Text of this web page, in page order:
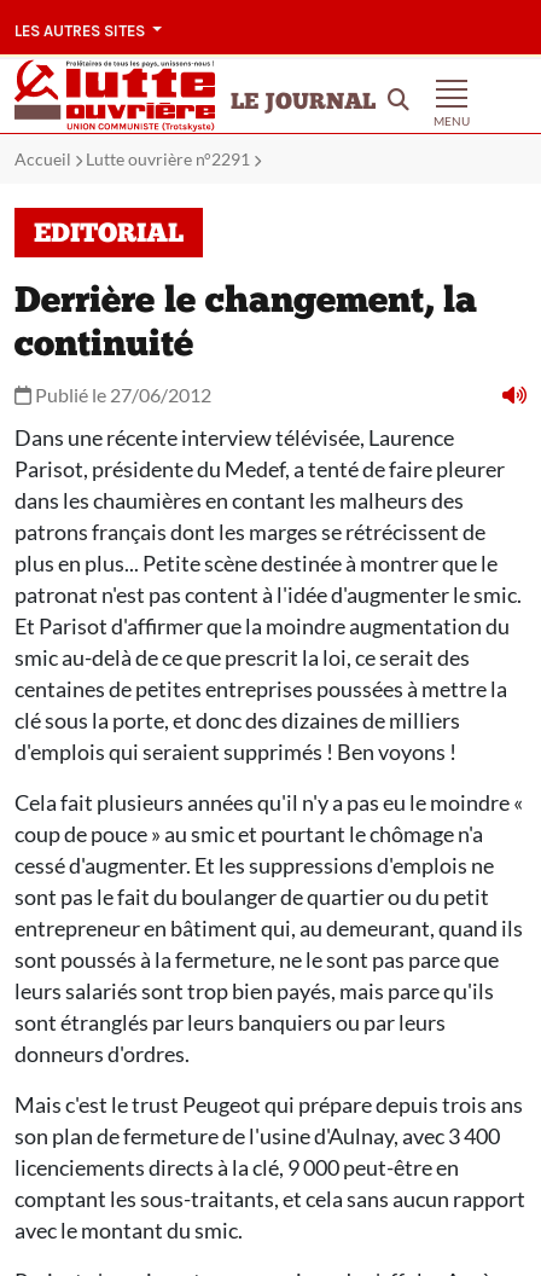
LES AUTRES SITES
LE JOURNAL
MENU
Accueil Lutte ouvrière n°2291
EDITORIAL
Derrière le changement, la
continuité
Publié le 27/06/2012
Dans une récente interview télévisée, Laurence
Parisot, présidente du Medef, a tenté de faire pleurer
dans les chaumières en contant les malheurs des
patrons français dont les marges se rétrécissent de
plus en plus... Petite scène destinée à montrer que le
patronat n'est pas content à l'idée d'augmenter le smic.
Et Parisot d'affirmer que la moindre augmentation du
smic au-delà de ce que prescrit la loi, ce serait des
centaines de petites entreprises poussées à mettre la
clé sous la porte, et donc des dizaines de milliers
d'emplois qui seraient supprimés ! Ben voyons !
Cela fait plusieurs années qu'il n'y a pas eu le moindre «
coup de pouce » au smic et pourtant le chômage n'a
cessé d'augmenter. Et les suppressions d'emplois ne
sont pas le fait du boulanger de quartier ou du petit
entrepreneur en bâtiment qui, au demeurant, quand ils
sont poussés à la fermeture, ne le sont pas parce que
leurs salariés sont trop bien payés, mais parce qu'ils
sont étranglés par leurs banquiers ou par leurs
donneurs d'ordres.
Mais c'est le trust Peugeot qui prépare depuis trois ans
son plan de fermeture de l'usine d'Aulnay, avec 3 400
licenciements directs à la clé, 9 000 peut-être en
comptant les sous-traitants, et cela sans aucun rapport
avec le montant du smic.